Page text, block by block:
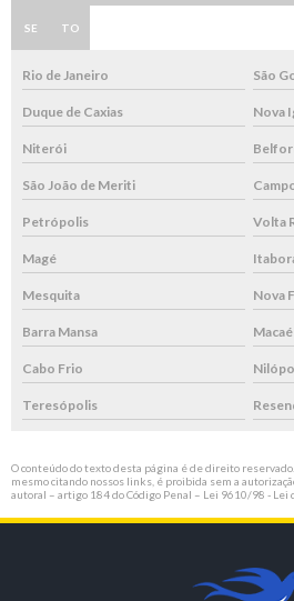
SE TO
Rio de Janeiro São
Duque de Caxias Nova
Niterói
São João de Meriti
Petrópolis Volta
Magé
Mesquita Nova
Barra Mansa Macaé
Cabo Frio
Teresópolis
O conteúdo do texto desta página é de direito
mesmo citando nossos links, é proibida sem a
autoral – artigo 184 do Código Penal – Lei 9610/98 - Lei